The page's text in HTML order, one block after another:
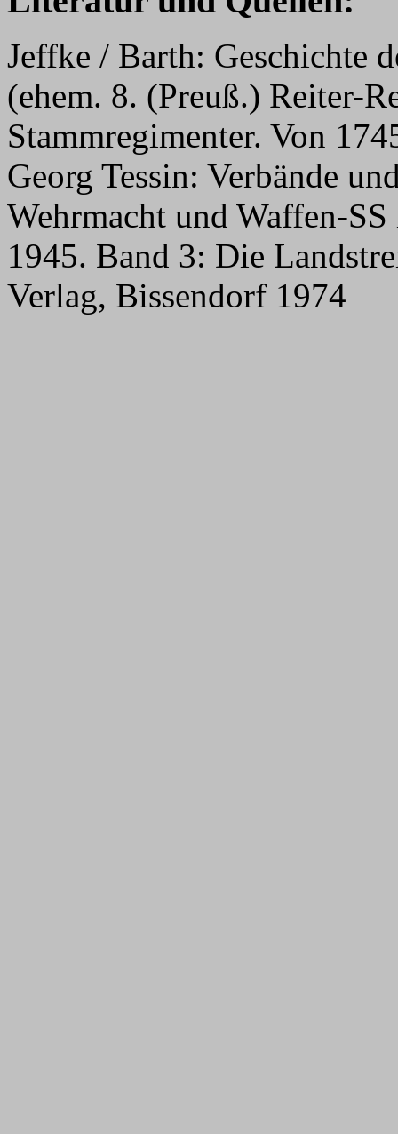
Jeffke / Barth: Geschichte
(ehem. 8. (Preuß.) Reiter-
Stammregimenter. Von
Georg Tessin: Verbände
Wehrmacht und Waffen-
1945. Band 3: Die
Verlag, Bissendorf 1974